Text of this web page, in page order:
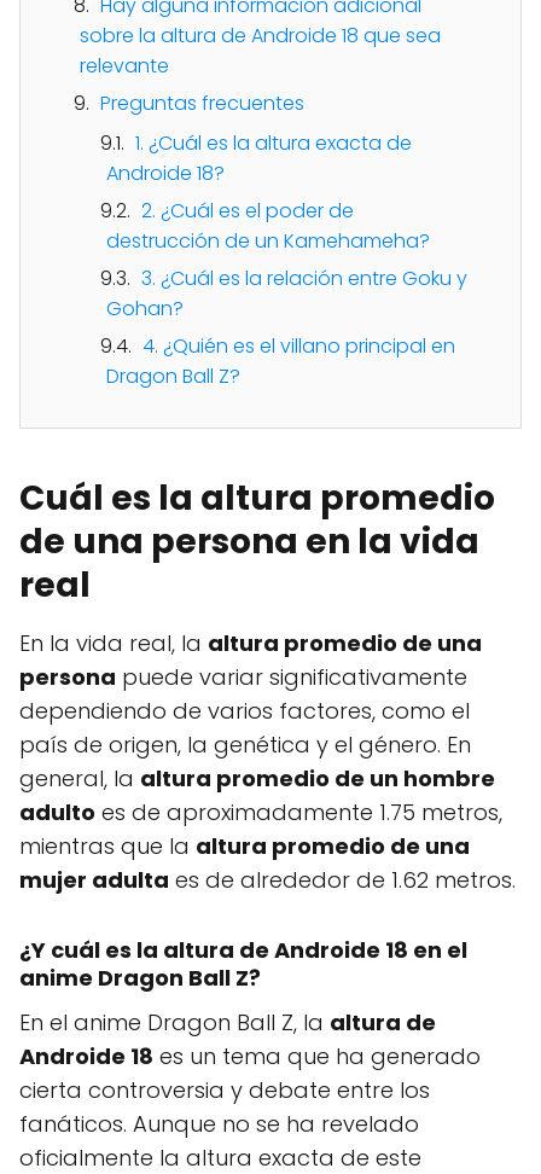
sobre la altura de Androide 18 que sea
relevante
Preguntas frecuentes
1. ¿Cuál es la altura exacta de
Androide 18?
2. ¿Cuál es el poder de
destrucción de un Kamehameha?
3. ¿Cuál es la relación entre Goku y
Gohan?
4. ¿Quién es el villano principal en
Dragon Ball Z?
Cuál es la altura promedio
de una persona en la vida
real
En la vida real, la altura promedio de una
persona puede variar significativamente
dependiendo de varios factores, como el
país de origen, la genética y el género. En
general, la altura promedio de un hombre
adulto es de aproximadamente 1.75 metros,
mientras que la altura promedio de una
mujer adulta es de alrededor de 1.62 metros.
¿Y cuál es la altura de Androide 18 en el
anime Dragon Ball Z?
En el anime Dragon Ball Z, la altura de
Androide 18 es un tema que ha generado
cierta controversia y debate entre los
fanáticos. Aunque no se ha revelado
oficialmente la altura exacta de este